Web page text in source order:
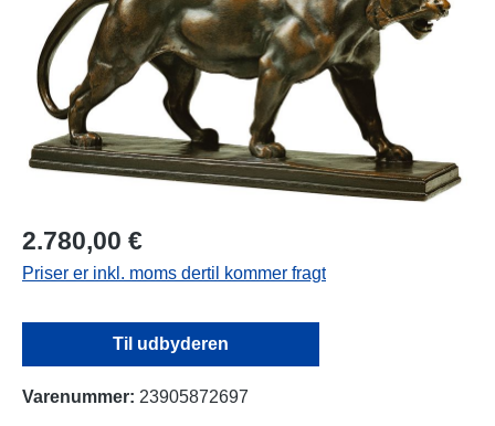
2.780,00 €
Priser er inkl. moms dertil kommer fragt
Til udbyderen
Varenummer: 23905872697